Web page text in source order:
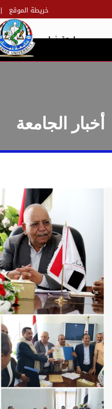
خريطة الموقع |
جامعة ذمار
أخبار الجامعة